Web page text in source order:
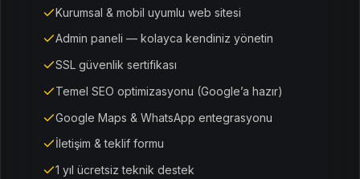
Kurumsal & mobil uyumlu web sitesi
Admin paneli — kolayca kendiniz yönetin
SSL güvenlik sertifikası
Temel SEO optimizasyonu (Google’a hazır)
Google Maps & WhatsApp entegrasyonu
İletişim & teklif formu
1 yıl ücretsiz teknik destek